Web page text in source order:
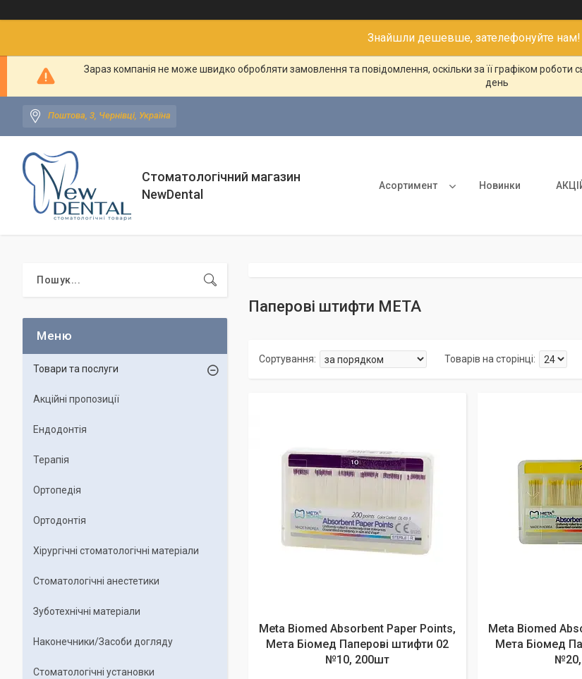
Знайшли дешевше, зателефонуйте нам!
Зараз компанія не може швидко обробляти замовлення та повідомлення, оскільки за її графіком
день
Поштова, 3, Чернівці, Україна
Стоматологічний магазин
NewDental
Асортимент Новинки
Паперові штифти META
Meta Biomed Absorbent Paper Points,
Мета Біомед Паперові штифти 02
№10, 200шт
Meta Biomed
Мета Біомед
Товари та послуги
Акційні пропозиції
Ендодонтія
Терапія
Ортопедія
Ортодонтія
Хірургічні стоматологічні матеріали
Стоматологічні анестетики
Зуботехнічні матеріали
Наконечники/Засоби догляду
Стоматологічні установки